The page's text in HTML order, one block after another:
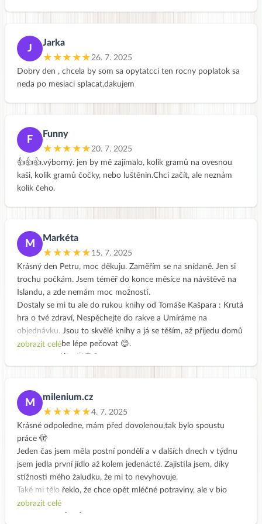
J
Jarka
★★★★★26. 7. 2025
Dobry den , chcela by som sa opytatcci ten rocny poplatok sa
neda po mesiaci splacat,dakujem
F
Funny
★★★★★20. 7. 2025
👍👍👍.výborný. jen by mě zajímalo, kolik gramů na ovesnou
kaši, kolik gramů čočky, nebo luštěnin.Chci začít, ale neznám
kolik čeho.
M
Markéta
★★★★★ 15. 7. 2025
Krásný den Petru, moc děkuju. Zaměřím se na snídaně. Jen si
trochu počkám. Jsem téměř do konce měsíce na návštěvě na
Islandu, a zde nemám moc možností.
Dostaly se mi tu ale do rukou knihy od Tomáše Kašpara : Krutá
hra o tvé zdraví, Nespěchejte do rakve a Umíráme na
objednávku. Jsou to skvělé knihy a já se těším, až přijedu domů
a začnu o sebe lépe pečovat 😊.
zobrazit celé
M
milenium.cz
★★★★★4. 7. 2025
Krásné odpoledne, mám před dovolenou,tak bylo spoustu
práce 🫣
Jeden čas jsem měla postní pondělí a v dalších dnech v týdnu
jsem jedla první jídlo až kolem jedenácté. Zajistila jsem, díky
stížnosti mého žaludku, že mi to nevyhovuje.
Také mi tělo řeklo, že chce opět mléčné potraviny, ale v bio
kvalitě.
zobrazit celé